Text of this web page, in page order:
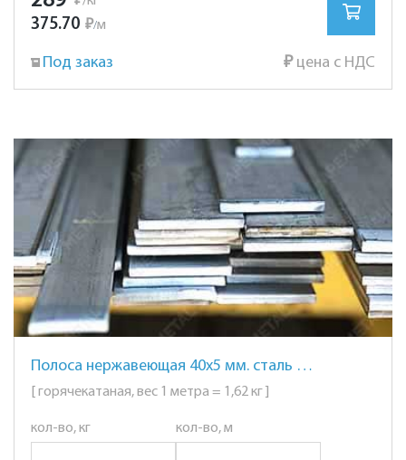
375.70 ₽/м
Под заказ ₽цена с НДС
Полоса нержавеющая 40х5 мм. сталь AISI 304 (08Х18Н10)
[ горячекатаная, вес 1 метра = 1,62 кг ]
кол-во, кг кол-во, м